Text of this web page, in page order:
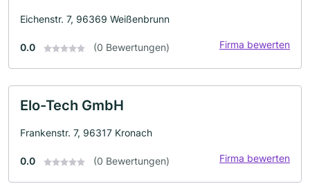
Eichenstr. 7, 96369 Weißenbrunn
0.0 (0 Bewertungen) Firma bewerten
Elo-Tech GmbH
Frankenstr. 7, 96317 Kronach
0.0 (0 Bewertungen) Firma bewerten